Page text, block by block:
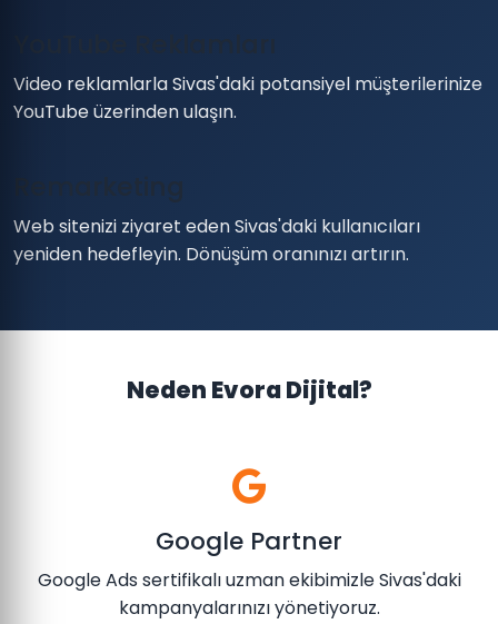
Video reklamlarla Sivas'daki potansiyel müşterilerinize
YouTube üzerinden ulaşın.
Web sitenizi ziyaret eden Sivas'daki kullanıcıları
yeniden hedefleyin. Dönüşüm oranınızı artırın.
Neden Evora Dijital?
Google Partner
Google Ads sertifikalı uzman ekibimizle Sivas'daki
kampanyalarınızı yönetiyoruz.